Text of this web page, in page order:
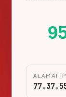
ALAMAT IP